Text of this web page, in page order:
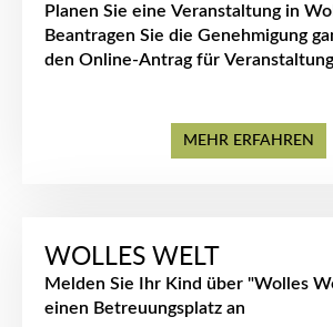
Planen Sie eine Veranstaltung in
Beantragen Sie die Genehmigung
den Online-Antrag für
MEHR ERFAHREN
WOLLES WELT
Melden Sie Ihr Kind über "Wolles
einen Betreuungsplatz an